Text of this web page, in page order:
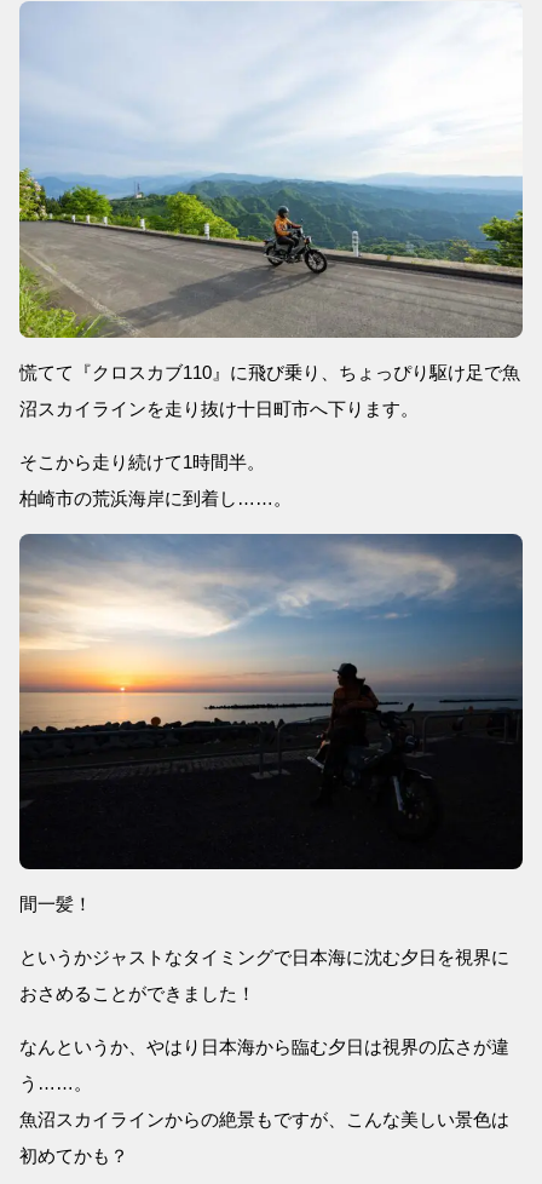
慌てて『クロスカブ110』に飛び乗り、ちょっぴり駆け足で魚
沼スカイラインを走り抜け十日町市へ下ります。
そこから走り続けて1時間半。
柏崎市の荒浜海岸に到着し……。
間一髪！
というかジャストなタイミングで日本海に沈む夕日を視界に
おさめることができました！
なんというか、やはり日本海から臨む夕日は視界の広さが違
う……。
魚沼スカイラインからの絶景もですが、こんな美しい景色は
初めてかも？